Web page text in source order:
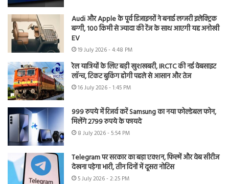
Audi और Apple के पूर्व डिजाइनरों ने बनाई लग्जरी इलेक्ट्रिक
बग्गी, 100 किमी से ज्यादा की रेंज के साथ आएगी यह अनोखी
EV
19 July 2026 - 4:48 PM
रेल यात्रियों के लिए बड़ी खुशखबरी, IRCTC की नई वेबसाइट
लॉन्च, टिकट बुकिंग होगी पहले से आसान और तेज
16 July 2026 - 1:45 PM
999 रुपये में रिजर्व करें Samsung का नया फोल्डेबल फोन,
मिलेंगे 2799 रुपये के फायदे
8 July 2026 - 5:54 PM
Telegram पर सरकार का बड़ा एक्शन, फिल्में और वेब सीरीज
देखना पड़ेगा भारी, तीन दिनों में दूसरा नोटिस
5 July 2026 - 2:25 PM